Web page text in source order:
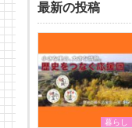
最新の投稿
暮らし